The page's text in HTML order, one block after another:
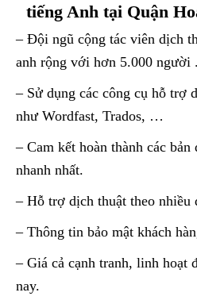
tiếng Anh tại Quận
– Đội ngũ cộng tác viên dịch
anh rộng với hơn 5.000 người .
– Sử dụng các công cụ hỗ trợ
như Wordfast, Trados, …
– Cam kết hoàn thành các
nhanh nhất.
– Hỗ trợ dịch thuật theo nhiều
– Thông tin bảo mật khách
– Giá cả cạnh tranh, linh hoạt
nay.